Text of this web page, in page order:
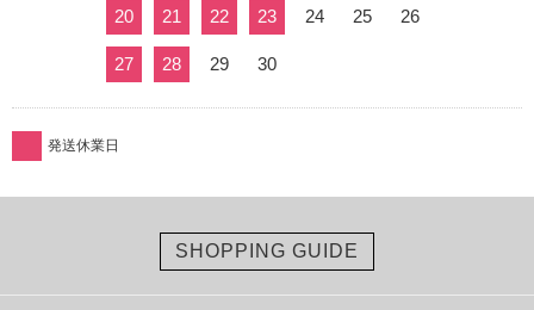
20 21 22 23 24 25 26
27 28 29 30
発送休業日
SHOPPING GUIDE